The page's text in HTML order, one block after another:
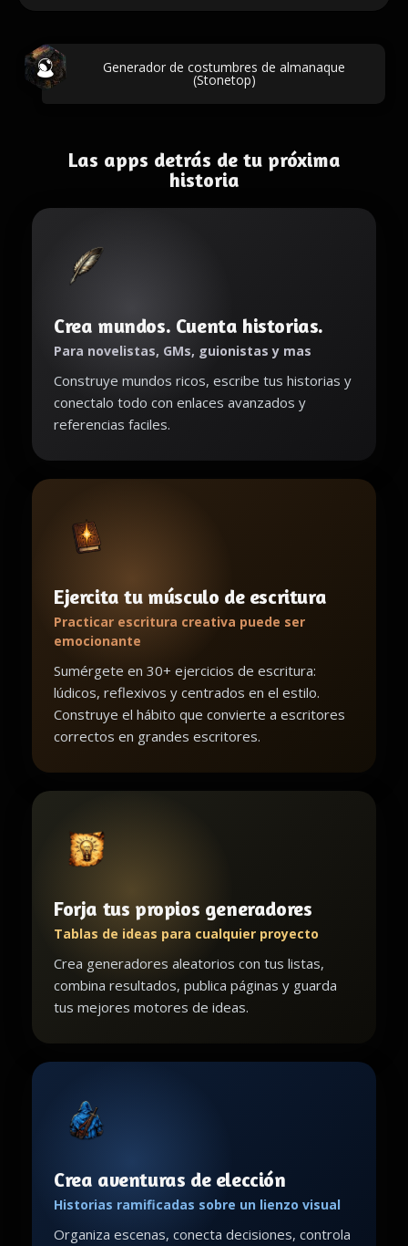
Generador de costumbres de almanaque
(Stonetop)
Las apps detrás de tu próxima
historia
Crea mundos. Cuenta historias.
Para novelistas, GMs, guionistas y mas
Construye mundos ricos, escribe tus historias y
conectalo todo con enlaces avanzados y
referencias faciles.
Ejercita tu músculo de escritura
Practicar escritura creativa puede ser
emocionante
Sumérgete en 30+ ejercicios de escritura:
lúdicos, reflexivos y centrados en el estilo.
Construye el hábito que convierte a escritores
correctos en grandes escritores.
Forja tus propios generadores
Tablas de ideas para cualquier proyecto
Crea generadores aleatorios con tus listas,
combina resultados, publica páginas y guarda
tus mejores motores de ideas.
Crea aventuras de elección
Historias ramificadas sobre un lienzo visual
Organiza escenas, conecta decisiones, controla